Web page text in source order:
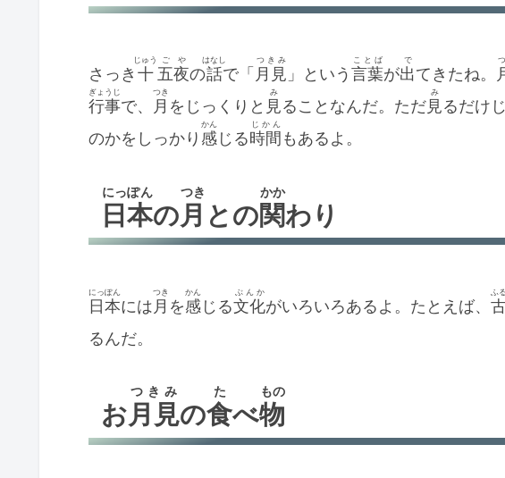
さっき 十
じゅう
五
ご
夜
や
の話
はなし
で「 月見
つきみ
」という言葉
ことば
が出
で
てきたね。
行事
ぎょうじ
で、 月
つき
をじっくりと 見
み
ることなんだ。ただ見
み
るだけ
のかをしっかり 感
かん
じる時間
じかん
もあるよ。
日本
にっぽん
の月
つき
との関
かか
わり
日本
にっぽん
には 月
つき
を感
かん
じる文化
ぶんか
がいろいろあるよ。たとえば、
ふる
るんだ。
お月見
つきみ
の食
た
べ物
もの